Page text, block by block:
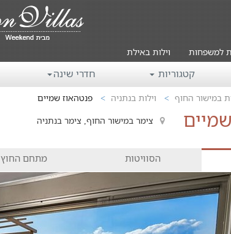
למשפחות וילות באילת
קטגוריות חדרי שינה
במישור החוף וילות בנתניה פנטהאוז שמיים
צימר במישור החוף, צימר בנתניה
הסוויטות מתחם החוץ